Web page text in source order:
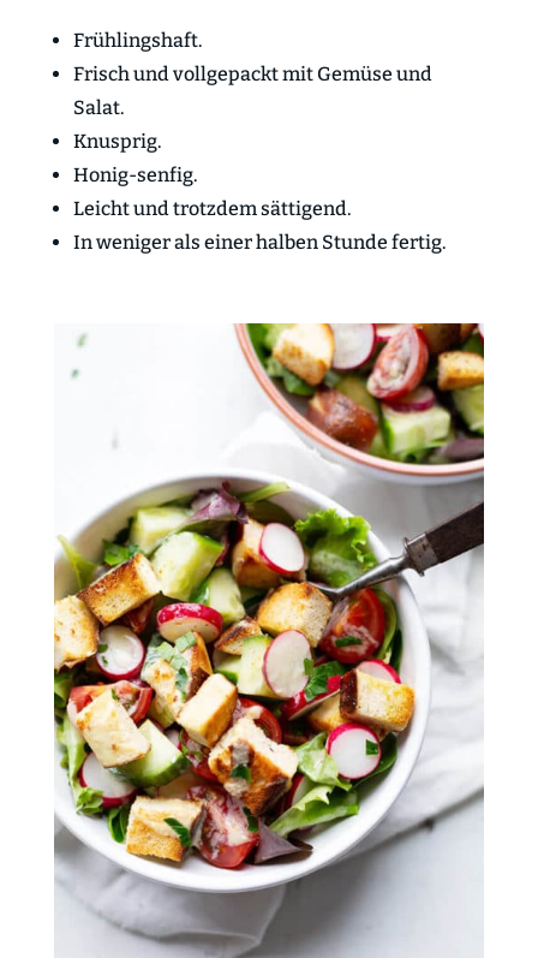
Frühlingshaft.
Frisch und vollgepackt mit Gemüse und
Salat.
Knusprig.
Honig-senfig.
Leicht und trotzdem sättigend.
In weniger als einer halben Stunde fertig.